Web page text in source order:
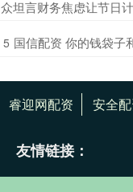
众坦言财务焦虑让节日
5 国信配资 你的钱袋子
睿迎网配资 安全
友情链接：